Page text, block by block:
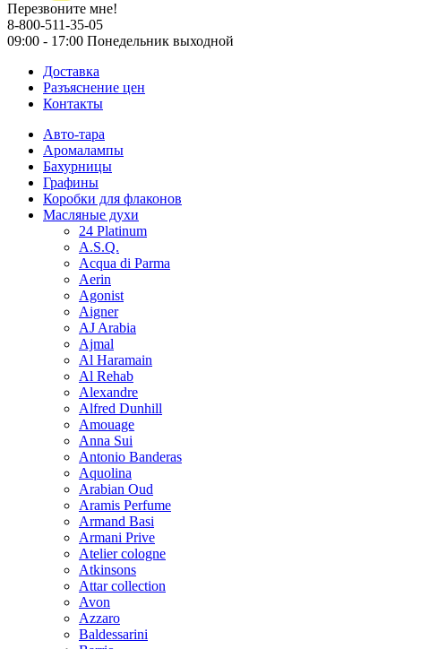
Перезвоните мне!
8-800-511-35-05
09:00 - 17:00 Понедельник выходной
Доставка
Разъяснение цен
Контакты
Авто-тара
Аромалампы
Бахурницы
Графины
Коробки для флаконов
Масляные духи
24 Platinum
A.S.Q.
Acqua di Parma
Aerin
Agonist
Aigner
AJ Arabia
Ajmal
Al Haramain
Al Rehab
Alexandre
Alfred Dunhill
Amouage
Anna Sui
Antonio Banderas
Aquolina
Arabian Oud
Aramis Perfume
Armand Basi
Armani Prive
Atelier cologne
Atkinsons
Attar collection
Avon
Azzaro
Baldessarini